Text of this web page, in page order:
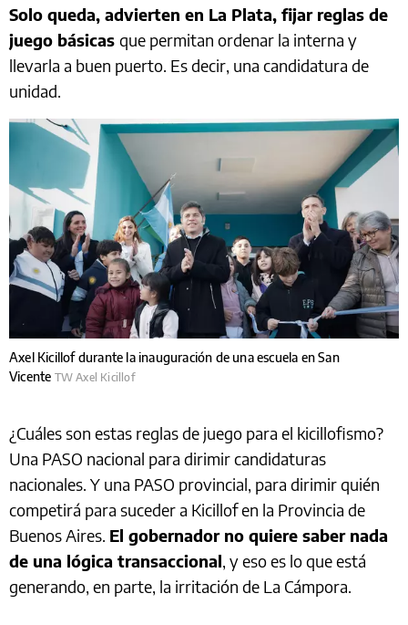
Solo queda, advierten en La Plata, fijar reglas de
juego básicas que permitan ordenar la interna y
llevarla a buen puerto. Es decir, una candidatura de
unidad.
Axel Kicillof durante la inauguración de una escuela en San
Vicente TW Axel Kicillof
¿Cuáles son estas reglas de juego para el kicillofismo?
Una PASO nacional para dirimir candidaturas
nacionales. Y una PASO provincial, para dirimir quién
competirá para suceder a Kicillof en la Provincia de
Buenos Aires. El gobernador no quiere saber nada
de una lógica transaccional, y eso es lo que está
generando, en parte, la irritación de La Cámpora.